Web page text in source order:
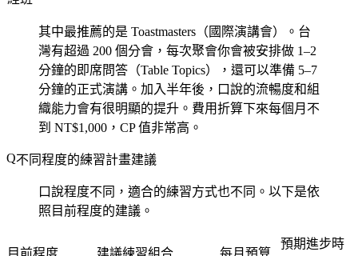
其中最推薦的是 Toastmasters（國際演講會）。台
灣有超過 200 個分會，每次聚會你會被安排做 1–2
分鐘的即席問答（Table Topics），還可以準備 5–7
分鐘的正式演講。加入半年後，口說的流暢度和組
織能力會有很明顯的提升。費用折算下來每個月不
到 NT$1,000，CP 值非常高。
不同程度的練習計畫建議
口說程度不同，適合的練習方式也不同。以下是依
照目前程度的建議。
目前程度 建議練習組合 每月預算
預期進步時